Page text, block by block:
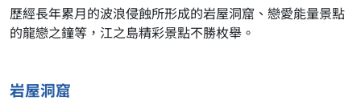
歷經長年累月的波浪侵蝕所形成的岩屋洞窟、戀愛能量景點
的龍戀之鐘等，江之島精彩景點不勝枚舉。
岩屋洞窟